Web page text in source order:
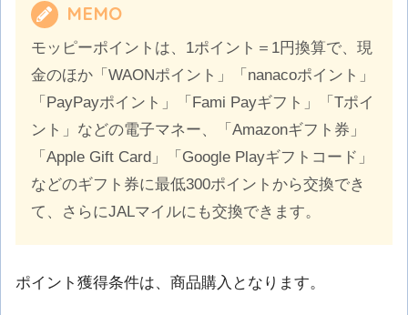
MEMO
モッピーポイントは、1ポイント＝1円換算で、現
金のほか「WAONポイント」「nanacoポイント」
「PayPayポイント」「Fami Payギフト」「Tポイ
ント」などの電子マネー、「Amazonギフト券」
「Apple Gift Card」「Google Playギフトコード」
などのギフト券に最低300ポイントから交換でき
て、さらにJALマイルにも交換できます。
ポイント獲得条件は、商品購入となります。